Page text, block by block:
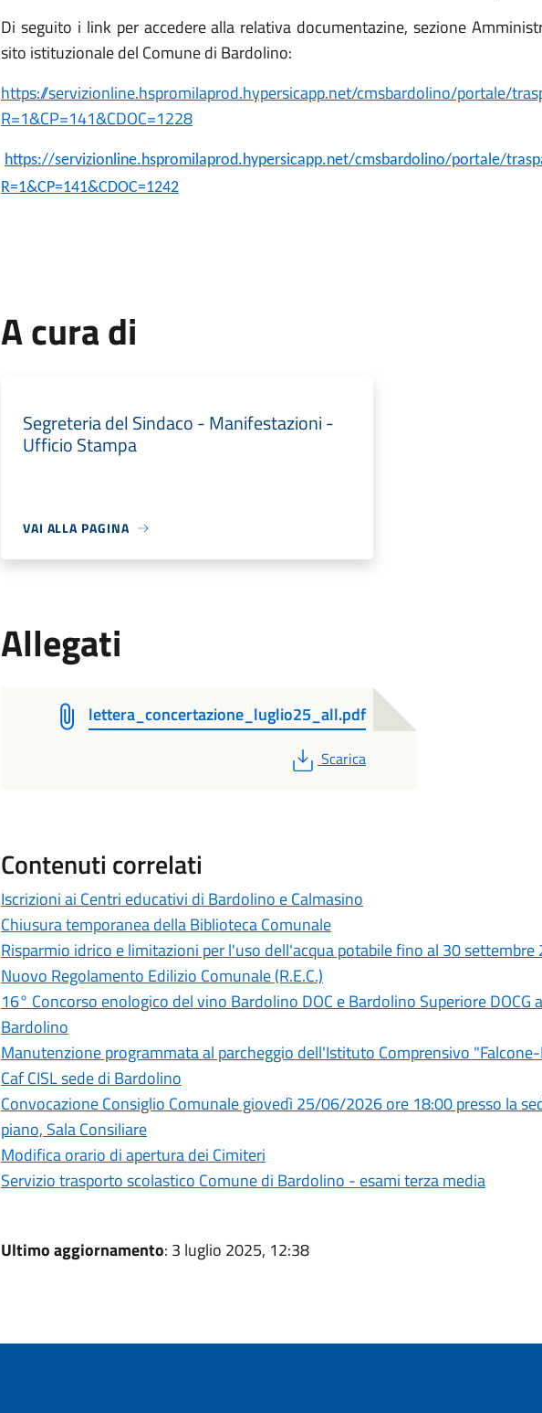
Di seguito i link per accedere alla relativa documentazine, sezione
sito istituzionale del Comune di Bardolino:
https://servizionline.hspromilaprod.hypersicapp.net/cmsbardolino/portale/
R=1&CP=141&CDOC=1228
https://servizionline.hspromilaprod.hypersicapp.net/cmsbardolino/portale/
R=1&CP=141&CDOC=1242
A cura di
Segreteria del Sindaco - Manifestazioni -
Ufficio Stampa
VAI ALLA PAGINA
Allegati
lettera_concertazione_luglio25_all.pdf
PDF
Scarica
Contenuti correlati
Iscrizioni ai Centri educativi di Bardolino e Calmasino
Chiusura temporanea della Biblioteca Comunale
Risparmio idrico e limitazioni per l'uso dell'acqua potabile fino al 30 settembre
Nuovo Regolamento Edilizio Comunale (R.E.C.)
16° Concorso enologico del vino Bardolino DOC e Bardolino Superiore
Bardolino
Manutenzione programmata al parcheggio dell'Istituto Comprensivo
Caf CISL sede di Bardolino
Convocazione Consiglio Comunale giovedì 25/06/2026 ore 18:00 presso la
piano, Sala Consiliare
Modifica orario di apertura dei Cimiteri
Servizio trasporto scolastico Comune di Bardolino - esami terza media
Ultimo aggiornamento: 3 luglio 2025, 12:38